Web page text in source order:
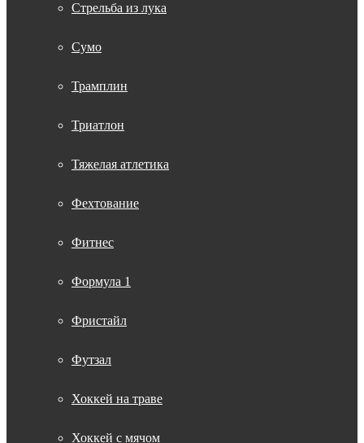
Стрельба из лука
Сумо
Трамплин
Триатлон
Тяжелая атлетика
Фехтование
Фитнес
Формула 1
Фристайл
Футзал
Хоккей на траве
Хоккей с мячом